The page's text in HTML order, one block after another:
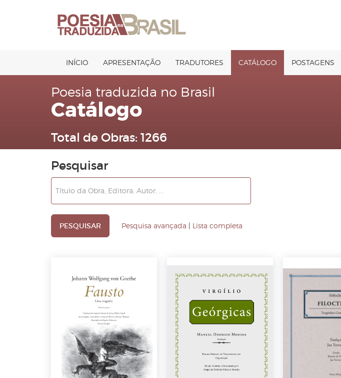
INÍCIO APRESENTAÇÃO TRADUTORES CATÁLOGO POSTAGENS
Poesia traduzida no Brasil
Catálogo
Total de Obras: 1266
Pesquisar
Pesquisa avançada | Lista completa